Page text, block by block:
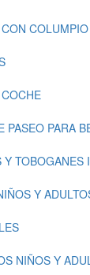
PASEO PARA
TOBOGANES
Y
NIÑOS Y